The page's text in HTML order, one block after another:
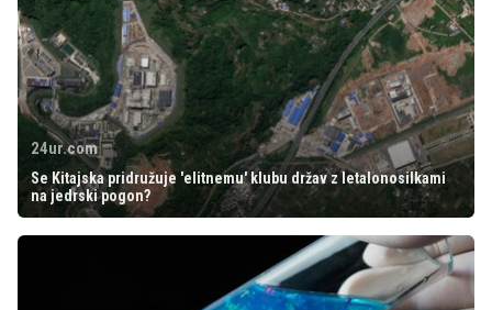
24ur.com
Se Kitajska pridružuje 'elitnemu' klubu držav z letalonosilkami
na jedrski pogon?